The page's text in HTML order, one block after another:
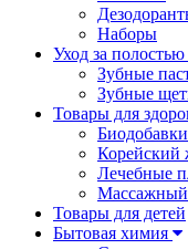
Наборы
Уход за полостью
Зубные
Зубные
Товары для
Корейский
Лечебные
Массажный
Товары для детей
Бытовая химия